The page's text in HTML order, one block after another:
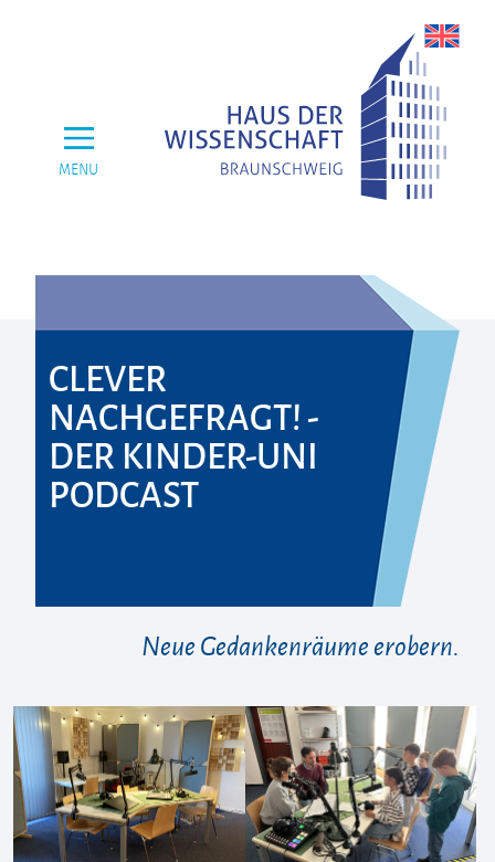
MENU
CLEVER
NACHGEFRAGT! -
DER KINDER-UNI
PODCAST
Neue Gedankenräume erobern.